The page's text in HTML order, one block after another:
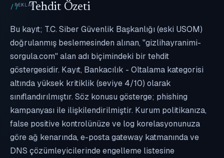
Tehdit Özeti
Bu kayıt; T.C. Siber Güvenlik Başkanlığı (eski USOM)
doğrulanmış beslemesinden alınan, "gizlihayranimi-
sorgula.com" alan adı biçimindeki bir tehdit
göstergesidir. Kayıt, Bankacılık - Oltalama kategorisi
altında yüksek kritiklik (seviye 4/10) olarak
sınıflandırılmıştır. Söz konusu gösterge; phishing
kampanyası ile ilişkilendirilmiştir. Kurum politikanıza,
false positive kontrolünüze ve log korelasyonunuza
göre ağ kenarında, e-posta gateway katmanında ve
DNS çözümleyicilerinde engelleme listesine